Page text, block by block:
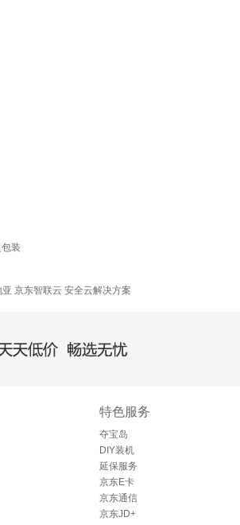
装
亚 京东智联云 安全云解决方案
低价，畅选无忧
特色服务
夺宝岛
DIY装机
延保服务
京东E卡
京东通信
京东JD+